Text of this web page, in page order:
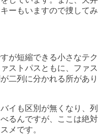
ーもいますので捜してみ
が短縮できる小さなテク
ストパスともに、ファス
二列に分かれる所があり
イも区別が無くなり、列
るんですが、ここは絶対
メです。